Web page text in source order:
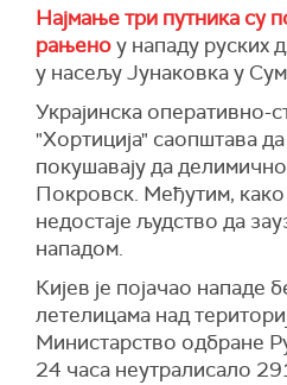
(Reuters)
Најмање три путника су
рањеноу нападу руских
у насељу Јунаковка у
Украјинска оперативно-
"Хортиција" саопштава
покушавају да
Покровск. Међутим,
недостаје људство да
нападом.
Кијев је појачао нападе
летелицама над
Министарство одбране
24 часа неутралисало